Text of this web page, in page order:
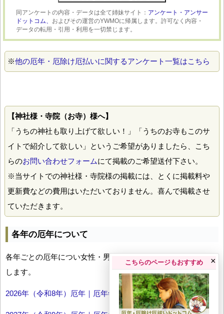
同アンケートの内容・データは全て姉妹サイト： アンケート・アンサー
ドットコム、 およびその運営のYWMOに帰属します。許可なく内容・
データの転用・引用・利用を一切禁じます。
※他の厄年・厄除け厄払いに関するアンケート一覧はこちら
【神社様・寺院（お寺）様へ】
「うちの神社も取り上げて欲しい！」「うちのお寺もこのサ
イトで紹介して欲しい」というご希望がありましたら、こち
らのお問い合わせフォームにて掲載のご希望送付下さい。
※当サイトでの神社様・寺院様の掲載には、とくに掲載料や
更新費などの費用はいただいておりません。喜んで掲載させ
ていただきます。
各年の厄年について
各年ごとの厄年につい女性・男性の年齢早見表とともにお伝え
します。
2026年（令和8年）厄年｜厄年年齢早見表
こちらのページもおすすめ ×